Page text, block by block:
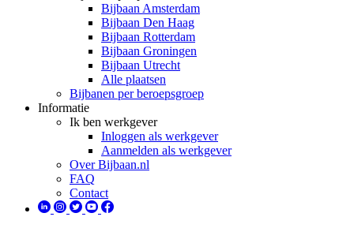
Bijbaan Amsterdam
Bijbaan Den Haag
Bijbaan Rotterdam
Bijbaan Groningen
Bijbaan Utrecht
Alle plaatsen
Bijbanen per beroepsgroep
Informatie
Ik ben werkgever
Inloggen als werkgever
Aanmelden als werkgever
Over Bijbaan.nl
FAQ
Contact